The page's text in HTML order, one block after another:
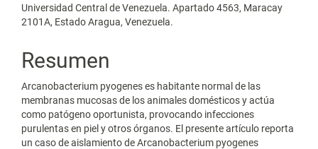
Universidad Central de Venezuela. Apartado 4563, Maracay
2101A, Estado Aragua, Venezuela.
Resumen
Arcanobacterium pyogenes es habitante normal de las
membranas mucosas de los animales domésticos y actúa
como patógeno oportunista, provocando infecciones
purulentas en piel y otros órganos. El presente artículo reporta
un caso de aislamiento de Arcanobacterium pyogenes